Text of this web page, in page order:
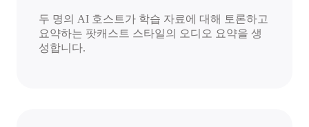
두 명의 AI 호스트가 학습 자료에 대해 토론하고
요약하는 팟캐스트 스타일의 오디오 요약을 생
성합니다.